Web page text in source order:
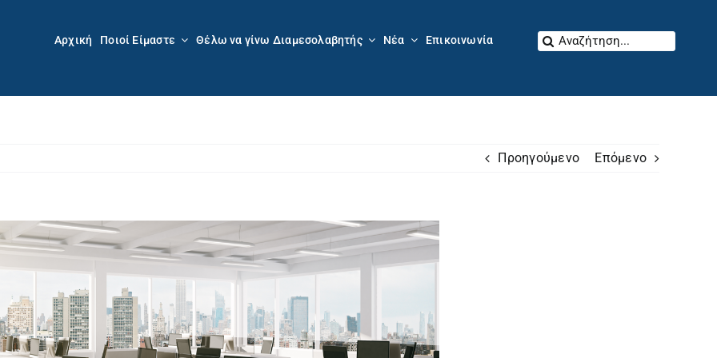
Αρχική Ποιοί Είμαστε Θέλω να γίνω Διαμεσολαβητής Νέα Επικοινωνία
Αναζήτηση
Προηγούμενο Επόμενο
μεγαλύτερης